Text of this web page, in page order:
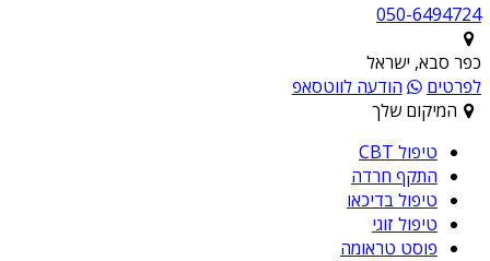
050-6494724
כפר סבא, ישראל
לפרטים
הודעה לווטסאפ
המיקום שלך
טיפול CBT
התקף חרדה
טיפול בדיכאו
טיפול זוגי
פוסט טראומה